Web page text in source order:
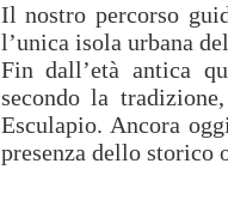
Il nostro percorso
l’unica isola urbana
Fin dall’età antica
secondo la
Esculapio. Ancora
presenza dello storico